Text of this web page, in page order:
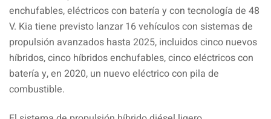
enchufables, eléctricos con batería y con tecnología de 48
V. Kia tiene previsto lanzar 16 vehículos con sistemas de
propulsión avanzados hasta 2025, incluidos cinco nuevos
híbridos, cinco híbridos enchufables, cinco eléctricos con
batería y, en 2020, un nuevo eléctrico con pila de
combustible.